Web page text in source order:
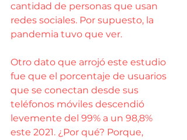
cantidad de personas que usan
redes sociales. Por supuesto, la
pandemia tuvo que ver.
Otro dato que arrojó este estudio
fue que el porcentaje de usuarios
que se conectan desde sus
teléfonos móviles descendió
levemente del 99% a un 98,8%
este 2021. ¿Por qué? Porque,